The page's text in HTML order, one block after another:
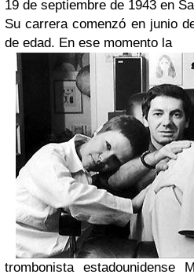
19 de septiembre de 1943 en
Su carrera comenzó en junio
de edad. En ese momento la
trombonista estadounidense